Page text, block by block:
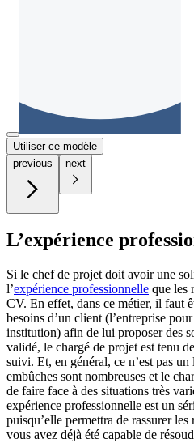
Utiliser ce modèle
previous
next
L’expérience
Si le chef de projet doit avoir une
l’expérience professionnelle que les
CV. En effet, dans ce métier, il faut
besoins d’un client (l’entreprise
institution) afin de lui proposer des
validé, le chargé de projet est tenu
suivi. Et, en général, ce n’est pas
embûches sont nombreuses et le
de faire face à des situations très
expérience professionnelle est un
puisqu’elle permettra de rassurer
vous avez déjà été capable de